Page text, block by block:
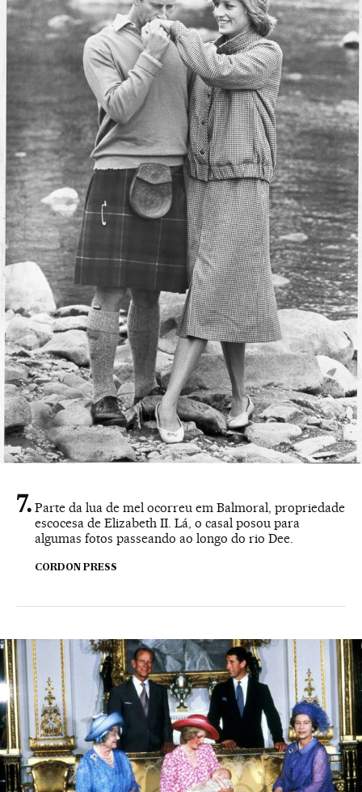
Parte da lua de mel ocorreu em Balmoral, propriedade
escocesa de Elizabeth II. Lá, o casal posou para
algumas fotos passeando ao longo do rio Dee.
CORDON PRESS